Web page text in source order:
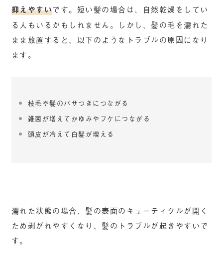
抑えやすいです。短い髪の場合は、自然乾燥をしてい
る人もいるかもしれません。しかし、髪の毛を濡れた
まま放置すると、以下のようなトラブルの原因になり
ます。
枝毛や髪のパサつきにつながる
雑菌が増えてかゆみやフケにつながる
頭皮が冷えて白髪が増える
濡れた状態の場合、髪の表面のキューティクルが開く
ため剥がれやすくなり、髪のトラブルが起きやすいで
す。